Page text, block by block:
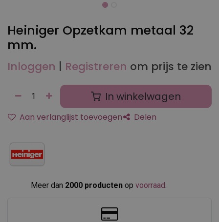
Heiniger Opzetkam metaal 32
mm.
Inloggen Registreren om prijs te zien
In winkelwagen
Aan verlanglijst toevoegen Delen
Meer dan 2000 producten op voorraad.​